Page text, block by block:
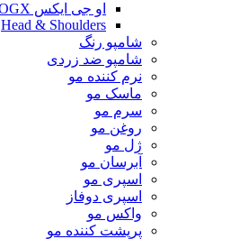
او جی ایکس OGX
Head & Shoulders
شامپو رنگ
شامپو ضد زردی
نرم کننده مو
ماسک مو
سرم مو
روغن مو
ژل مو
آبرسان مو
اسپری مو
اسپری دوفاز
واکس مو
پرپشت کننده مو